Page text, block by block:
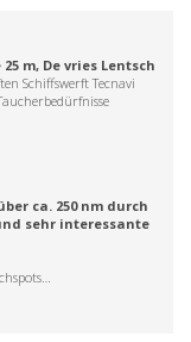
m, De vries Lentsch
Schiffswerft Tecnavi
ca. 250 nm durch
sehr interessante